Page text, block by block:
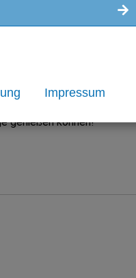
Impressum
Beispiele für
fallen.
werden sie häufig in die
in Deutschland
genießen können!